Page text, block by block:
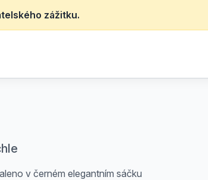
zážitku.
v černém elegantním sáčku